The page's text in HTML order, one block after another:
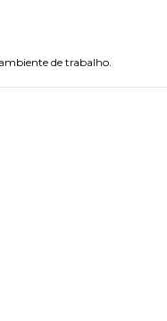
de trabalho.